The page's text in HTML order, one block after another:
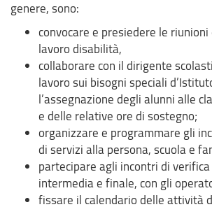
genere, sono:
convocare e presiedere le
lavoro disabilità,
collaborare con il dirigente
lavoro sui bisogni speciali
l’assegnazione degli alunni alle
e delle relative ore di sostegno;
organizzare e programmare gli
di servizi alla persona, scuola e
partecipare agli incontri di
intermedia e finale, con gli
fissare il calendario delle attività